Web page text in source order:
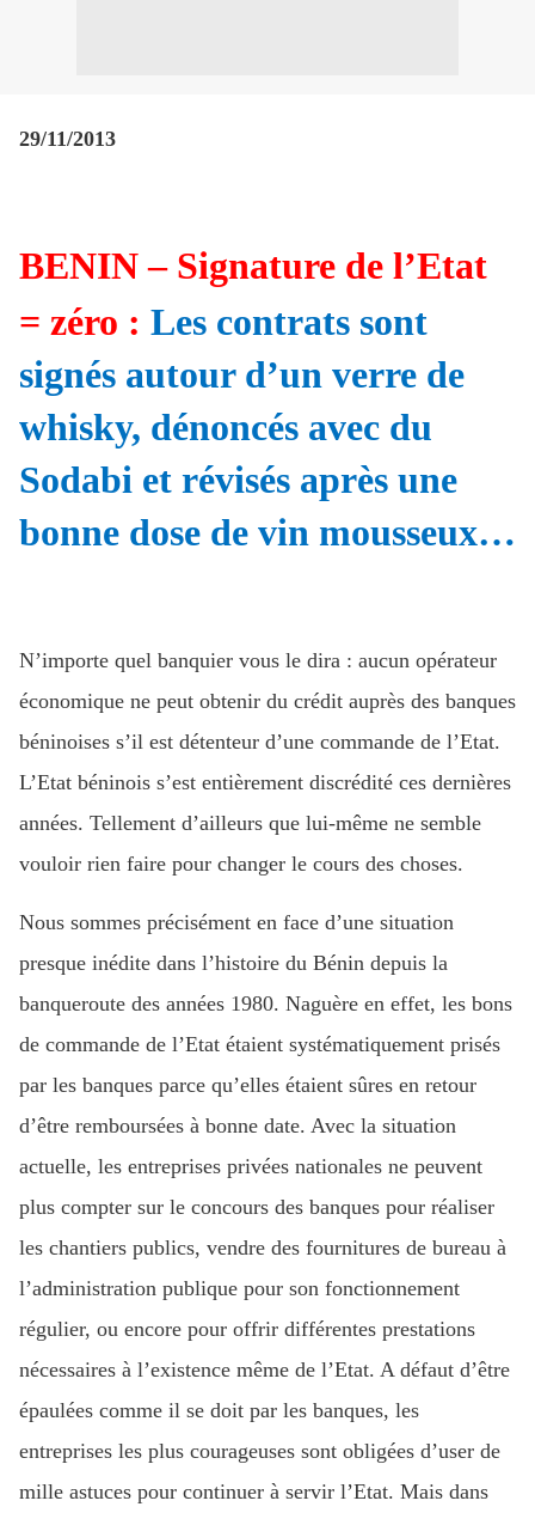
29/11/2013
BENIN – Signature de l’Etat
= zéro : Les contrats sont
signés autour d’un verre de
whisky, dénoncés avec du
Sodabi et révisés après une
bonne dose de vin mousseux…
N’importe quel banquier vous le dira : aucun opérateur
économique ne peut obtenir du crédit auprès des banques
béninoises s’il est détenteur d’une commande de l’Etat.
L’Etat béninois s’est entièrement discrédité ces dernières
années. Tellement d’ailleurs que lui-même ne semble
vouloir rien faire pour changer le cours des choses.
Nous sommes précisément en face d’une situation
presque inédite dans l’histoire du Bénin depuis la
banqueroute des années 1980. Naguère en effet, les bons
de commande de l’Etat étaient systématiquement prisés
par les banques parce qu’elles étaient sûres en retour
d’être remboursées à bonne date. Avec la situation
actuelle, les entreprises privées nationales ne peuvent
plus compter sur le concours des banques pour réaliser
les chantiers publics, vendre des fournitures de bureau à
l’administration publique pour son fonctionnement
régulier, ou encore pour offrir différentes prestations
nécessaires à l’existence même de l’Etat. A défaut d’être
épaulées comme il se doit par les banques, les
entreprises les plus courageuses sont obligées d’user de
mille astuces pour continuer à servir l’Etat. Mais dans